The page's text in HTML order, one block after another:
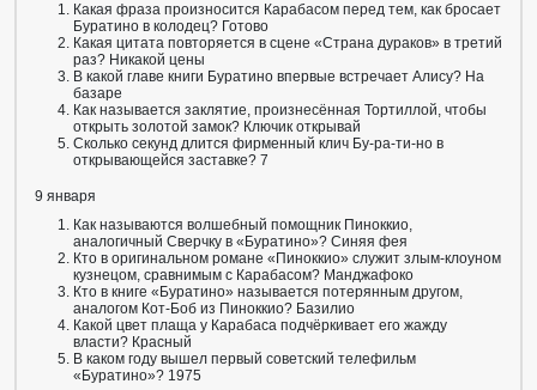
Какая фраза произносится Карабасом перед тем, как бросает
Буратино в колодец? Готово
Какая цитата повторяется в сцене «Страна дураков» в третий
раз? Никакой цены
В какой главе книги Буратино впервые встречает Алису? На
базаре
Как называется заклятие, произнесённая Тортиллой, чтобы
открыть золотой замок? Ключик открывай
Сколько секунд длится фирменный клич Бу-ра-ти-но в
открывающейся заставке? 7
9 января
Как называются волшебный помощник Пиноккио,
аналогичный Сверчку в «Буратино»? Синяя фея
Кто в оригинальном романе «Пиноккио» служит злым-клоуном
кузнецом, сравнимым с Карабасом? Манджафоко
Кто в книге «Буратино» называется потерянным другом,
аналогом Кот-Боб из Пиноккио? Базилио
Какой цвет плаща у Карабаса подчёркивает его жажду
власти? Красный
В каком году вышел первый советский телефильм
«Буратино»? 1975